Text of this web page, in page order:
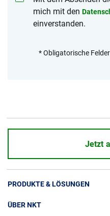
mich mit den
einverstanden.
* Obligatorische Felder
Jetzt
PRODUKTE & LÖSUNGEN
Hochspannung
ÜBER NKT